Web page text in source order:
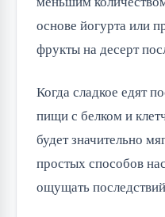
основе йогурта или
фрукты на десерт
Когда сладкое едят
пищи с белком и
будет значительно
простых способов
ощущать